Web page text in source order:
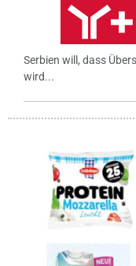
Serbien will, dass
wird...